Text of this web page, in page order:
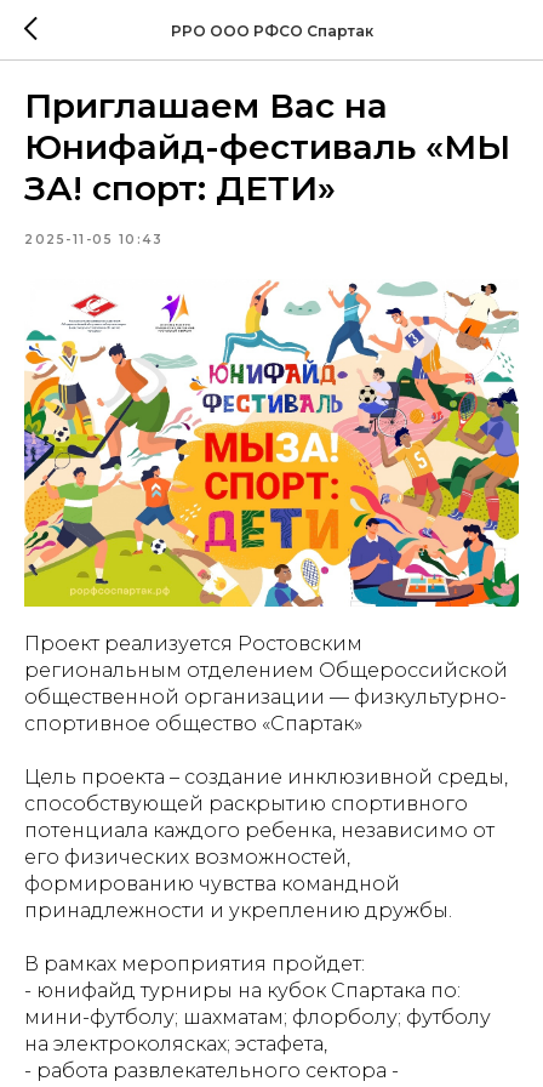
РРО ООО РФСО Спартак
Приглашаем Вас на
Юнифайд-фестиваль «МЫ
ЗА! спорт: ДЕТИ»
2025-11-05 10:43
Проект реализуется Ростовским
региональным отделением Общероссийской
общественной организации — физкультурно-
спортивное общество «Спартак»
Цель проекта – создание инклюзивной среды,
способствующей раскрытию спортивного
потенциала каждого ребенка, независимо от
его физических возможностей,
формированию чувства командной
принадлежности и укреплению дружбы.
В рамках мероприятия пройдет:
- юнифайд турниры на кубок Спартака по:
мини-футболу; шахматам; флорболу; футболу
на электроколясках; эстафета,
- работа развлекательного сектора -